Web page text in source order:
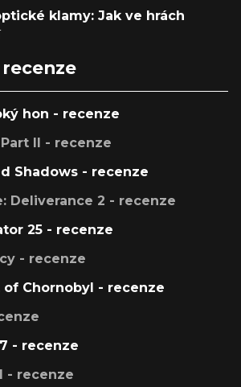
klamy: Jak ve hrách
hon - recenze
II - recenze
Shadows - recenze
Deliverance 2 - recenze
25 - recenze
- recenze
of Chornobyl - recenze
- recenze
- recenze